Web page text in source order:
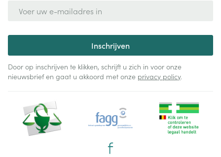
Inschrijven
Door op inschrijven te klikken, schrijft u zich in voor onze
nieuwsbrief en gaat u akkoord met onze privacy policy.